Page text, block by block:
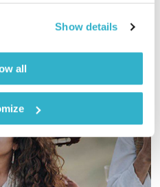
Show details
all
אודיו